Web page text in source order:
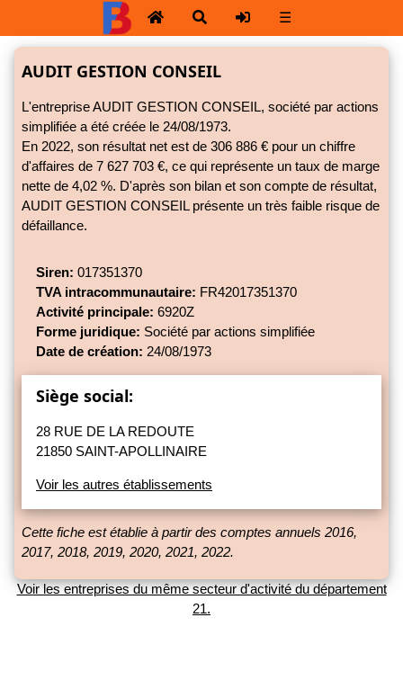
☰
AUDIT GESTION CONSEIL
L'entreprise AUDIT GESTION CONSEIL, société par actions
simplifiée a été créée le 24/08/1973.
En 2022, son résultat net est de 306 886 € pour un chiffre
d'affaires de 7 627 703 €, ce qui représente un taux de marge
nette de 4,02 %. D'après son bilan et son compte de résultat,
AUDIT GESTION CONSEIL présente un très faible risque de
défaillance.
Siren: 017351370
TVA intracommunautaire: FR42017351370
Activité principale: 6920Z
Forme juridique: Société par actions simplifiée
Date de création: 24/08/1973
Siège social:
28 RUE DE LA REDOUTE
21850 SAINT-APOLLINAIRE
Voir les autres établissements
Cette fiche est établie à partir des comptes annuels 2016,
2017, 2018, 2019, 2020, 2021, 2022.
Voir les entreprises du même secteur d'activité du département
21.